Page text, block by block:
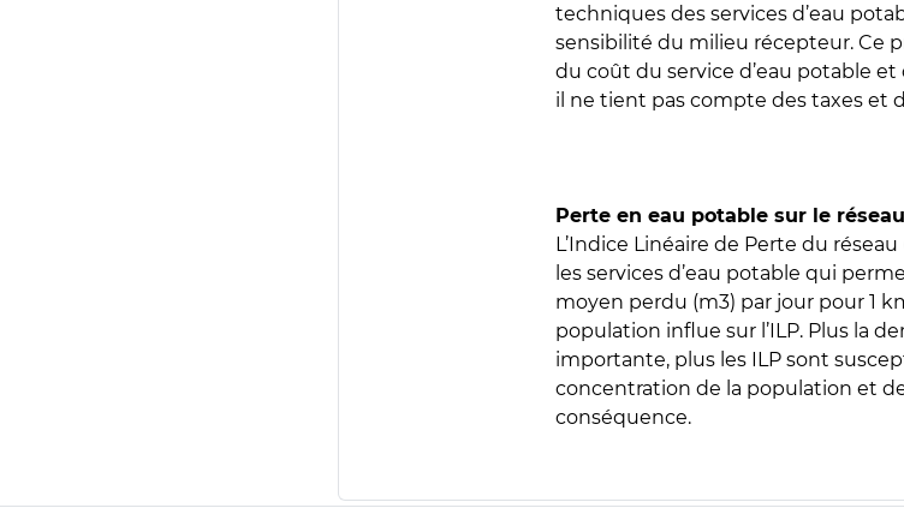
techniques des services d’eau
sensibilité du milieu récepteur. Ce
du coût du service d’eau potable
il ne tient pas compte des taxes et
Perte en eau potable sur le réseau
L’Indice Linéaire de Perte du
les services d’eau potable qui
moyen perdu (m3) par jour pour 1
population influe sur l’ILP. Plus la
importante, plus les ILP sont
concentration de la population et
conséquence.